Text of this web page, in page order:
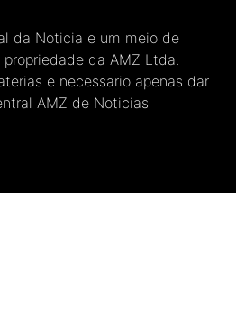
da Noticia e um meio de
da AMZ Ltda.
e necessario apenas dar
AMZ de Noticias